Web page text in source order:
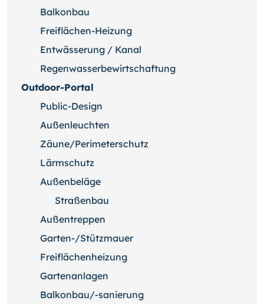
Balkonbau
Freiflächen-Heizung
Entwässerung / Kanal
Regenwasserbewirtschaftung
Outdoor-Portal
Public-Design
Außenleuchten
Zäune/Perimeterschutz
Lärmschutz
Außenbeläge
Straßenbau
Außentreppen
Garten-/Stützmauer
Freiflächenheizung
Gartenanlagen
Balkonbau/-sanierung